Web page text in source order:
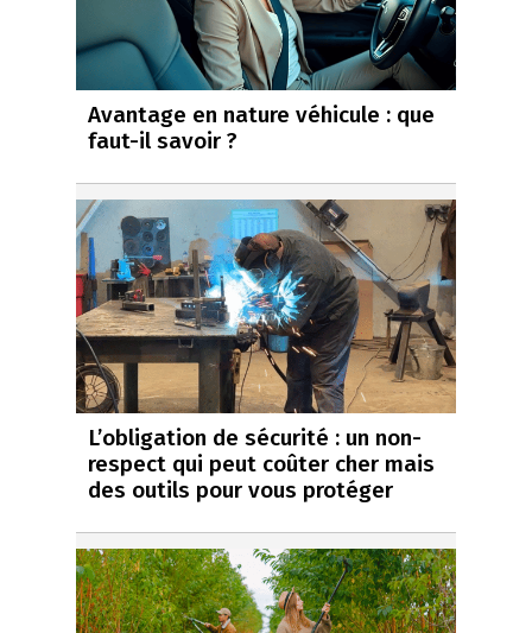
Avantage en nature véhicule : que
faut-il savoir ?
L’obligation de sécurité : un non-
respect qui peut coûter cher mais
des outils pour vous protéger